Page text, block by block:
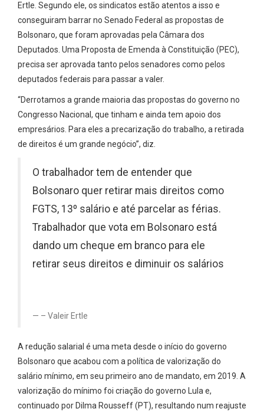
Ertle. Segundo ele, os sindicatos estão atentos a isso e
conseguiram barrar no Senado Federal as propostas de
Bolsonaro, que foram aprovadas pela Câmara dos
Deputados. Uma Proposta de Emenda à Constituição (PEC),
precisa ser aprovada tanto pelos senadores como pelos
deputados federais para passar a valer.
“Derrotamos a grande maioria das propostas do governo no
Congresso Nacional, que tinham e ainda tem apoio dos
empresários. Para eles a precarização do trabalho, a retirada
de direitos é um grande negócio”, diz.
O trabalhador tem de entender que
Bolsonaro quer retirar mais direitos como
FGTS, 13º salário e até parcelar as férias.
Trabalhador que vota em Bolsonaro está
dando um cheque em branco para ele
retirar seus direitos e diminuir os salários
– Valeir Ertle
A redução salarial é uma meta desde o início do governo
Bolsonaro que acabou com a política de valorização do
salário mínimo, em seu primeiro ano de mandato, em 2019. A
valorização do mínimo foi criação do governo Lula e,
continuado por Dilma Rousseff (PT), resultando num reajuste